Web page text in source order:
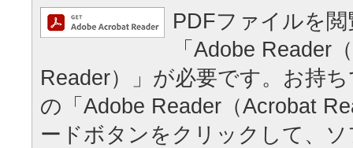
PDFファイルを
「Adobe Reader
Reader）」が必要です。お持
の「Adobe Reader（Acrobat
ードボタンをクリックして、